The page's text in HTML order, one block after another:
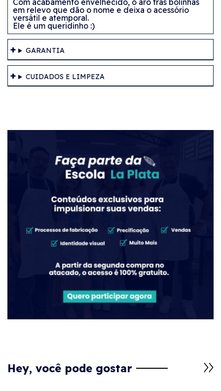
Com acabamento envelhecido, o aro trás bolinhas
em relevo que dão o nome e deixa o acessório
versátil e atemporal.
Ele é um queridinho :)
GARANTIA
CUIDADOS E LIMPEZA
Hey, você pode gostar